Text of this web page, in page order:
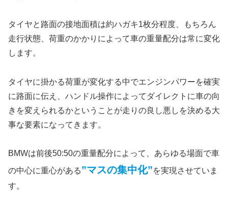
タイヤと路面の接地面積は約ハガキ1枚分程度、もちろん
走行状態、荷重のかかりによって車の重量配分は常に変化
します。
タイヤに掛かる荷重が変化する中でエンジンパワーを確実
に路面に伝え、ハンドル操作によってダイレクトに車の向
きを変えられるかということが走りの良し悪しを決める大
事な要素になってきます。
BMWは前後50:50の重量配分によって、あらゆる場面で車
の中心に重心がある”マスの集中化”を実現させていま
す。